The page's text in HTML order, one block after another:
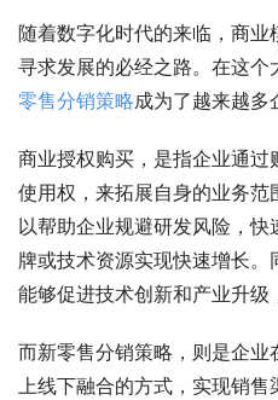
随着数字化时代的来临，商
寻求发展的必经之路。在这
零售分销策略成为了越来越多
商业授权购买，是指企业通
使用权，来拓展自身的业务
以帮助企业规避研发风险，
牌或技术资源实现快速增长
能够促进技术创新和产业升级
而新零售分销策略，则是企
上线下融合的方式，实现销